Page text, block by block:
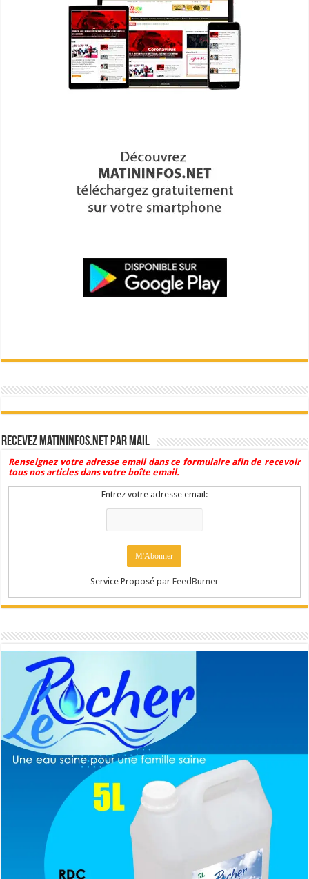
Recevez Matininfos.net par mail
Renseignez votre adresse email dans ce formulaire afin de recevoir
tous nos articles dans votre boîte email.
Entrez votre adresse email:
Service Proposé par FeedBurner